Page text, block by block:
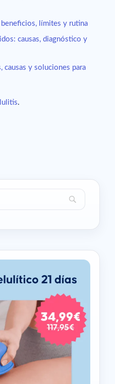
límites y rutina
causas, diagnóstico y
y soluciones para
.